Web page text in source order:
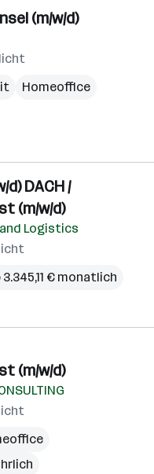
(m/w/d)
Homeoffice
d) DACH /
(m/w/d)
Logistics
3.345,11 € monatlich
(m/w/d)